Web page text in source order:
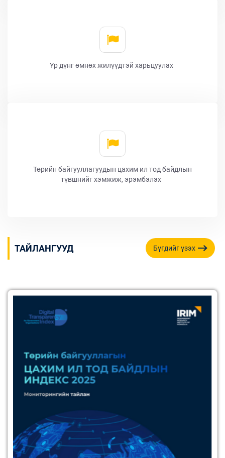
Үр дүнг өмнөх жилүүдтэй харьцуулах
Төрийн байгууллагуудын цахим ил тод байдлын
түвшнийг хэмжиж, эрэмбэлэх
ТАЙЛАНГУУД Бүгдийг үзэх